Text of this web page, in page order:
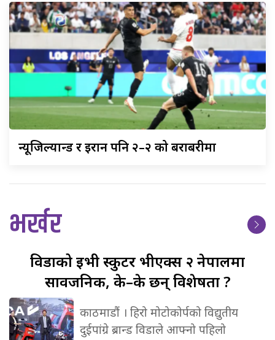
न्यूजिल्यान्डर इरान पनि २–२ को बराबरीमा
भर्खर
विडाकोईभी स्कुटर भीएक्स २ नेपालमा
सार्वजनिक, के–के छन् विशेषता ?
काठमाडौं । हिरो मोटोकोर्पको विद्युतीय
दुईपांग्रे ब्रान्ड विडाले आफ्नो पहिलो